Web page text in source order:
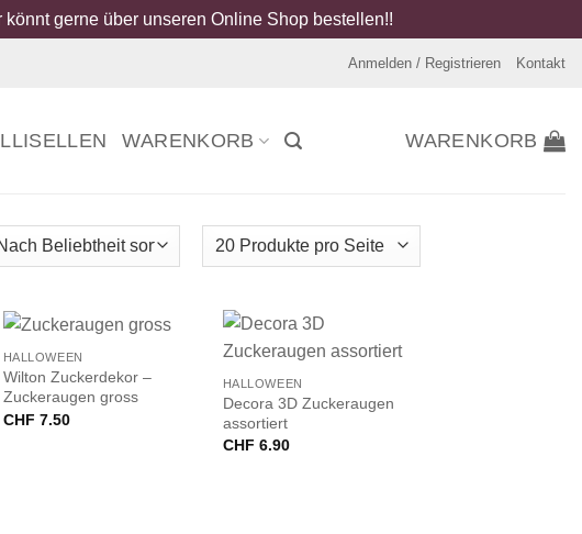
gerne über unseren Online Shop bestellen!!
Anmelden / Registrieren Kontakt
WARENKORB WARENKORB
+
HALLOWEEN
Wilton Zuckerdekor –
Zuckeraugen gross
CHF 7.50
+
HALLOWEEN
Decora 3D Zuckeraugen
assortiert
CHF 6.90